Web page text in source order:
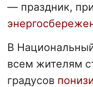
— праздник,
В
всем жителям
градусов